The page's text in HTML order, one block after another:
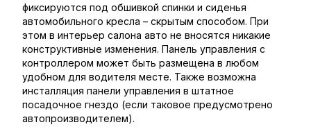
фиксируются под обшивкой спинки и сиденья
автомобильного кресла – скрытым способом. При
этом в интерьер салона авто не вносятся никакие
конструктивные изменения. Панель управления с
контроллером может быть размещена в любом
удобном для водителя месте. Также возможна
инсталляция панели управления в штатное
посадочное гнездо (если таковое предусмотрено
автопроизводителем).